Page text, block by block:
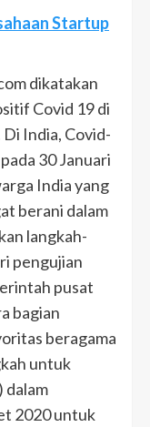
Startup
dikatakan
Covid 19 di
India, Covid-
30 Januari
India yang
berani dalam
langkah-
pengujian
pusat
bagian
beragama
untuk
dalam
2020 untuk